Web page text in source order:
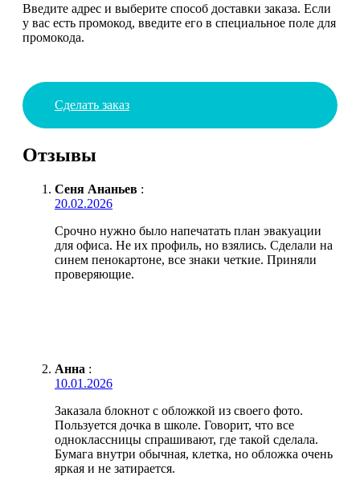
Введите адрес и выберите способ доставки заказа. Если
у вас есть промокод, введите его в специальное поле для
промокода.
Сделать заказ
Отзывы
Сеня Ананьев :
20.02.2026
Срочно нужно было напечатать план эвакуации
для офиса. Не их профиль, но взялись. Сделали на
синем пенокартоне, все знаки четкие. Приняли
проверяющие.
Анна :
10.01.2026
Заказала блокнот с обложкой из своего фото.
Пользуется дочка в школе. Говорит, что все
одноклассницы спрашивают, где такой сделала.
Бумага внутри обычная, клетка, но обложка очень
яркая и не затирается.